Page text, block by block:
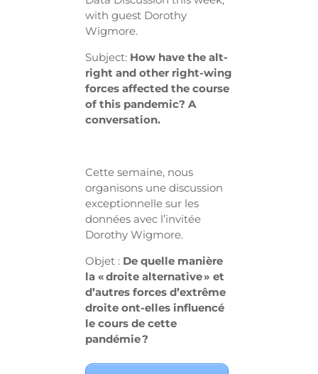
with guest Dorothy
Wigmore.
Subject: How have the alt-
right and other right-wing
forces affected the course
of this pandemic? A
conversation.
Cette semaine, nous
organisons une discussion
exceptionnelle sur les
données avec l’invitée
Dorothy Wigmore.
Objet : De quelle manière
la « droite alternative » et
d’autres forces d’extrême
droite ont-elles influencé
le cours de cette
pandémie ?